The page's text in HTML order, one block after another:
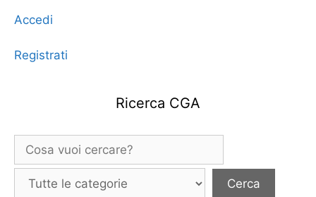
Accedi
Registrati
Ricerca CGA